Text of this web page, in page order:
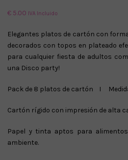
€ 5.00 IVA Incluido
Elegantes platos de cartón con
decorados con topos en plateado
para cualquier fiesta de adultos
una Disco party!
Pack de 8 platos de cartón I
Cartón rígido con impresión de alta
Papel y tinta aptos para
ambiente.